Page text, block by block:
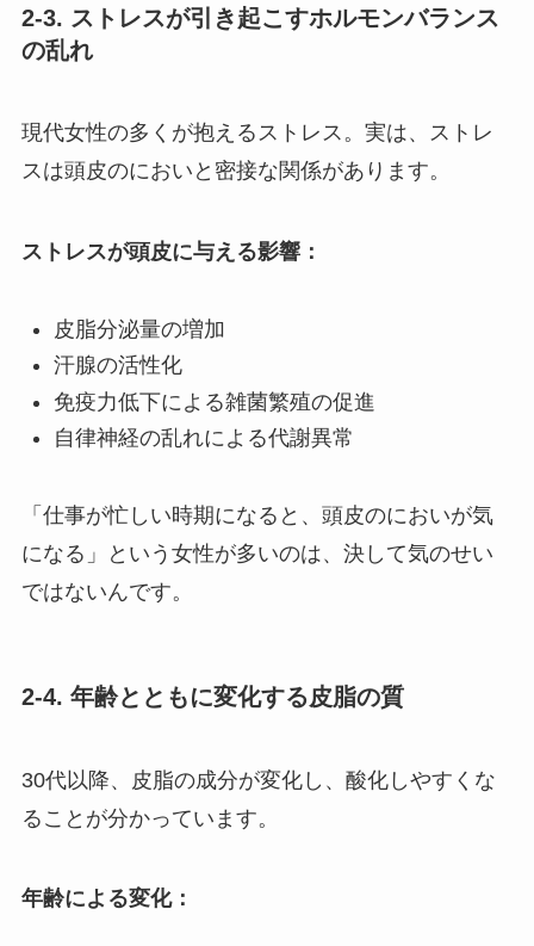
2-3. ストレスが引き起こすホルモンバランス
の乱れ
現代女性の多くが抱えるストレス。実は、ストレ
スは頭皮のにおいと密接な関係があります。
ストレスが頭皮に与える影響：
皮脂分泌量の増加
汗腺の活性化
免疫力低下による雑菌繁殖の促進
自律神経の乱れによる代謝異常
「仕事が忙しい時期になると、頭皮のにおいが気
になる」という女性が多いのは、決して気のせい
ではないんです。
2-4. 年齢とともに変化する皮脂の質
30代以降、皮脂の成分が変化し、酸化しやすくな
ることが分かっています。
年齢による変化：